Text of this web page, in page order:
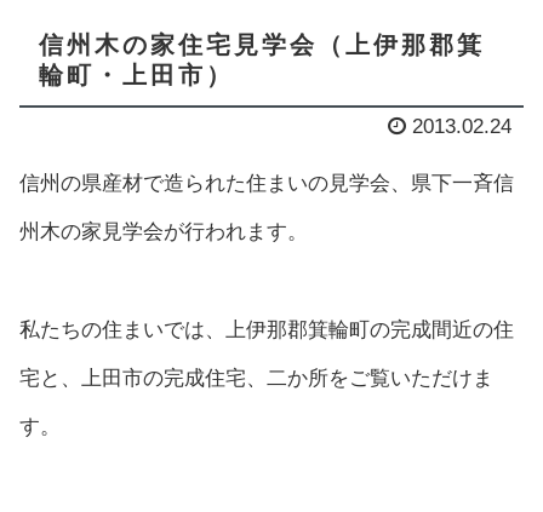
信州木の家住宅見学会（上伊那郡箕
輪町・上田市）
2013.02.24
信州の県産材で造られた住まいの見学会、県下一斉信
州木の家見学会が行われます。
私たちの住まいでは、上伊那郡箕輪町の完成間近の住
宅と、上田市の完成住宅、二か所をご覧いただけま
す。